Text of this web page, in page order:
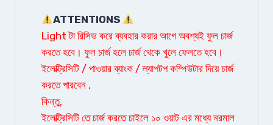
ATTENTIONS
Light টা রিসিভ করে ব্যবহার করার আগে অবশ্যই ফুল চার্জ
করতে হবে। ফুল চার্জ হলে চার্জ থেকে খুলে ফেলতে হবে।
ইলেক্ট্রিসিটি / পাওয়ার ব্যাংক / ল্যাপটপ কম্পিউটার দিয়ে চার্জ
করতে পারবেন ,
কিন্তু,
ইলেক্ট্রিসিটি তে চার্জ করতে চাইলে ১০ ওয়াট এর মধ্যে নরমাল